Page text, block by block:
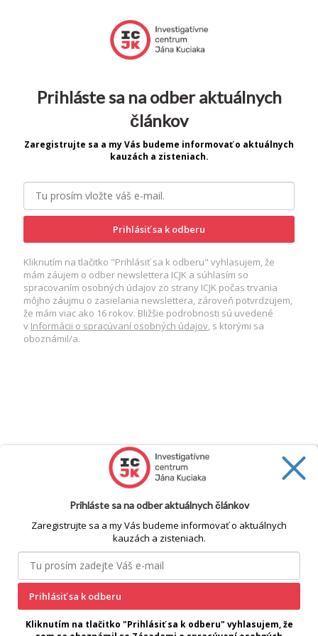
cookie
Prihláste sa na odber aktuálnych
článkov
Zaregistrujte sa a my Vás budeme informovať o aktuálnych
kauzách a zisteniach.
Prihlásiť sa k odberu
Kliknutím na tlačitko "Prihlásiť sa k odberu" vyhlasujem, že
mám záujem o odber newslettera ICJK a súhlasím so
spracovaním osobných údajov zo strany ICJK počas trvania
môjho záujmu o zasielania newslettera, zároveň potvrdzujem,
že mám viac ako 16 rokov. Bližšie podrobnosti sú uvedené
v Informácii o spracúvaní osobných údajov, s ktorými sa
oboznámil/a.
Prihláste sa na odber aktuálnych článkov
Zaregistrujte sa a my Vás budeme informovať o aktuálnych
kauzách a zisteniach.
Prihlásiť sa k odberu
Kliknutím na tlačitko "Prihlásiť sa k odberu" vyhlasujem, že